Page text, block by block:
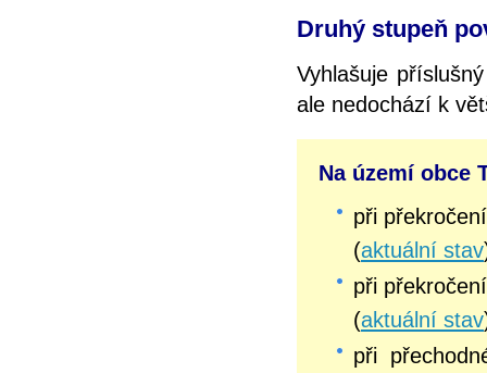
Druhý stupeň
Vyhlašuje
ale nedochází k
Na území obce
při
(aktuální stav
při
(aktuální stav
při